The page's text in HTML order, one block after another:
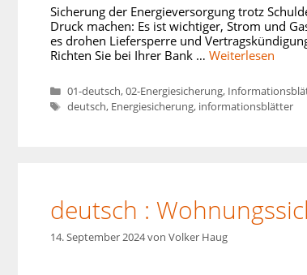
Sicherung der Energieversorgung trotz
Druck machen: Es ist wichtiger, Strom und
es drohen Liefersperre und
Richten Sie bei Ihrer Bank … Weiterlesen
Kategorien
01-deutsch,02-Energiesicherung,
Schlagwörter
deutsch, Energiesicherung, informationsblätter
deutsch :
14. September 2024von Volker Haug